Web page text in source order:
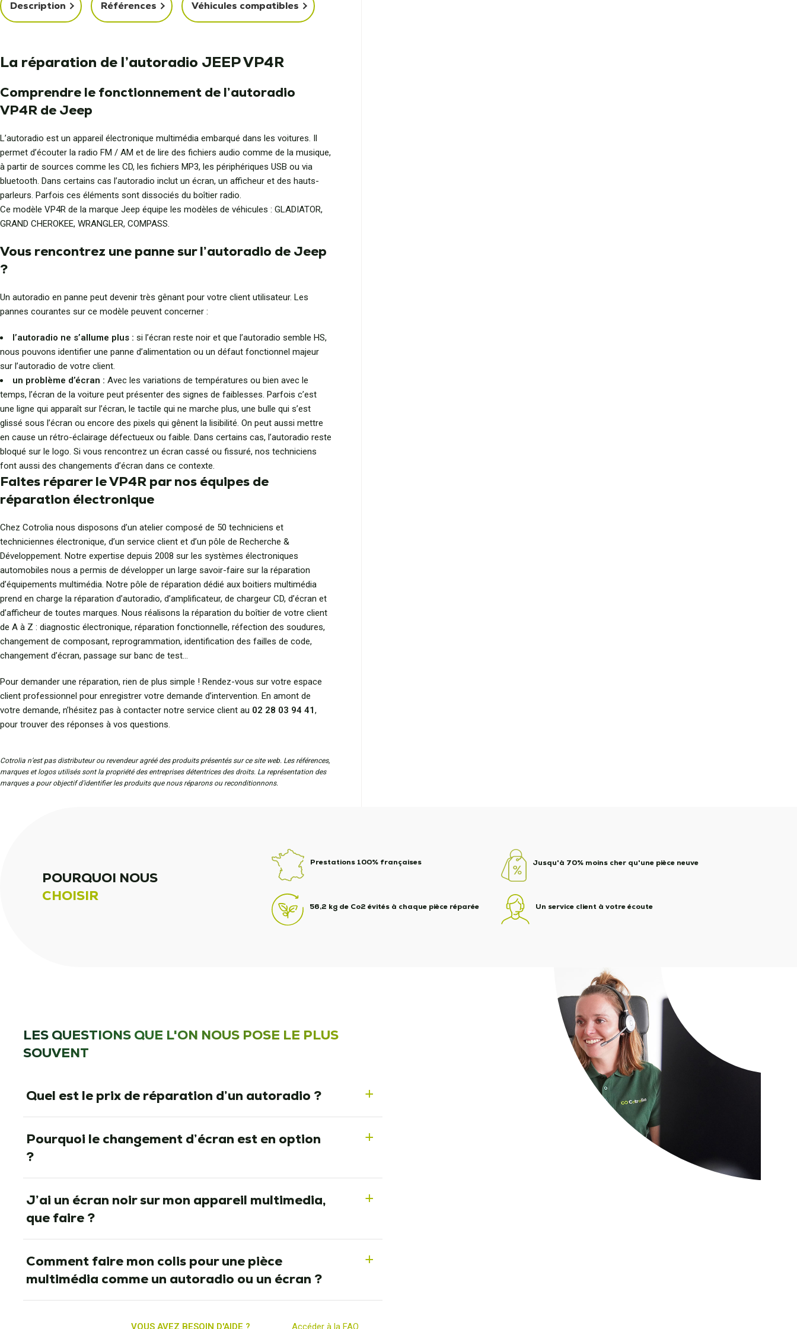
Description Références Véhicules compatibles
La réparation de l’autoradio JEEP VP4R
Comprendre le fonctionnement de l’autoradio
VP4R de Jeep
L’autoradio est un appareil électronique multimédia embarqué dans les voitures. Il
permet d’écouter la radio FM / AM et de lire des fichiers audio comme de la musique,
à partir de sources comme les CD, les fichiers MP3, les périphériques USB ou via
bluetooth. Dans certains cas l’autoradio inclut un écran, un afficheur et des hauts-
parleurs. Parfois ces éléments sont dissociés du boîtier radio.
Ce modèle VP4R de la marque Jeep équipe les modèles de véhicules : GLADIATOR,
GRAND CHEROKEE, WRANGLER, COMPASS.
Vous rencontrez une panne sur l’autoradio de Jeep
?
Un autoradio en panne peut devenir très gênant pour votre client utilisateur. Les
pannes courantes sur ce modèle peuvent concerner :
l’autoradio ne s’allume plus : si l’écran reste noir et que l’autoradio semble HS,
nous pouvons identifier une panne d’alimentation ou un défaut fonctionnel majeur
sur l’autoradio de votre client.
un problème d’écran : Avec les variations de températures ou bien avec le
temps, l’écran de la voiture peut présenter des signes de faiblesses. Parfois c’est
une ligne qui apparaît sur l’écran, le tactile qui ne marche plus, une bulle qui s’est
glissé sous l’écran ou encore des pixels qui gênent la lisibilité. On peut aussi mettre
en cause un rétro-éclairage défectueux ou faible. Dans certains cas, l’autoradio reste
bloqué sur le logo. Si vous rencontrez un écran cassé ou fissuré, nos techniciens
font aussi des changements d’écran dans ce contexte.
Faites réparer le VP4R par nos équipes de
réparation électronique
Chez Cotrolia nous disposons d’un atelier composé de 50 techniciens et
techniciennes électronique, d’un service client et d’un pôle de Recherche &
Développement. Notre expertise depuis 2008 sur les systèmes électroniques
automobiles nous a permis de développer un large savoir-faire sur la réparation
d’équipements multimédia. Notre pôle de réparation dédié aux boitiers multimédia
prend en charge la réparation d’autoradio, d’amplificateur, de chargeur CD, d’écran et
d’afficheur de toutes marques. Nous réalisons la réparation du boîtier de votre client
de A à Z : diagnostic électronique, réparation fonctionnelle, réfection des soudures,
changement de composant, reprogrammation, identification des failles de code,
changement d’écran, passage sur banc de test…
Pour demander une réparation, rien de plus simple ! Rendez-vous sur votre espace
client professionnel pour enregistrer votre demande d’intervention. En amont de
votre demande, n’hésitez pas à contacter notre service client au 02 28 03 94 41,
pour trouver des réponses à vos questions.
Cotrolia n’est pas distributeur ou revendeur agréé des produits présentés sur ce site web. Les références,
marques et logos utilisés sont la propriété des entreprises détentrices des droits. La représentation des
marques a pour objectif d'identifier les produits que nous réparons ou reconditionnons.
POURQUOI NOUS
CHOISIR
Prestations 100% françaises
56,2 kg de Co2 évités à chaque pièce réparée
Jusqu'à 70% moins cher qu'une pièce neuve
Un service client à votre écoute
LES QUESTIONS QUE L'ON NOUS POSE LE PLUS
SOUVENT
a
Quel est le prix de réparation d’un autoradio ?
a
Pourquoi le changement d’écran est en option
?
a
J’ai un écran noir sur mon appareil multimedia,
que faire ?
a
Comment faire mon colis pour une pièce
multimédia comme un autoradio ou un écran ?